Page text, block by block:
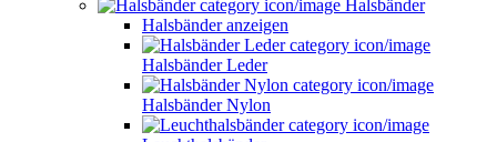
Halsbänder
Halsbänder anzeigen
Halsbänder Leder
Halsbänder Nylon